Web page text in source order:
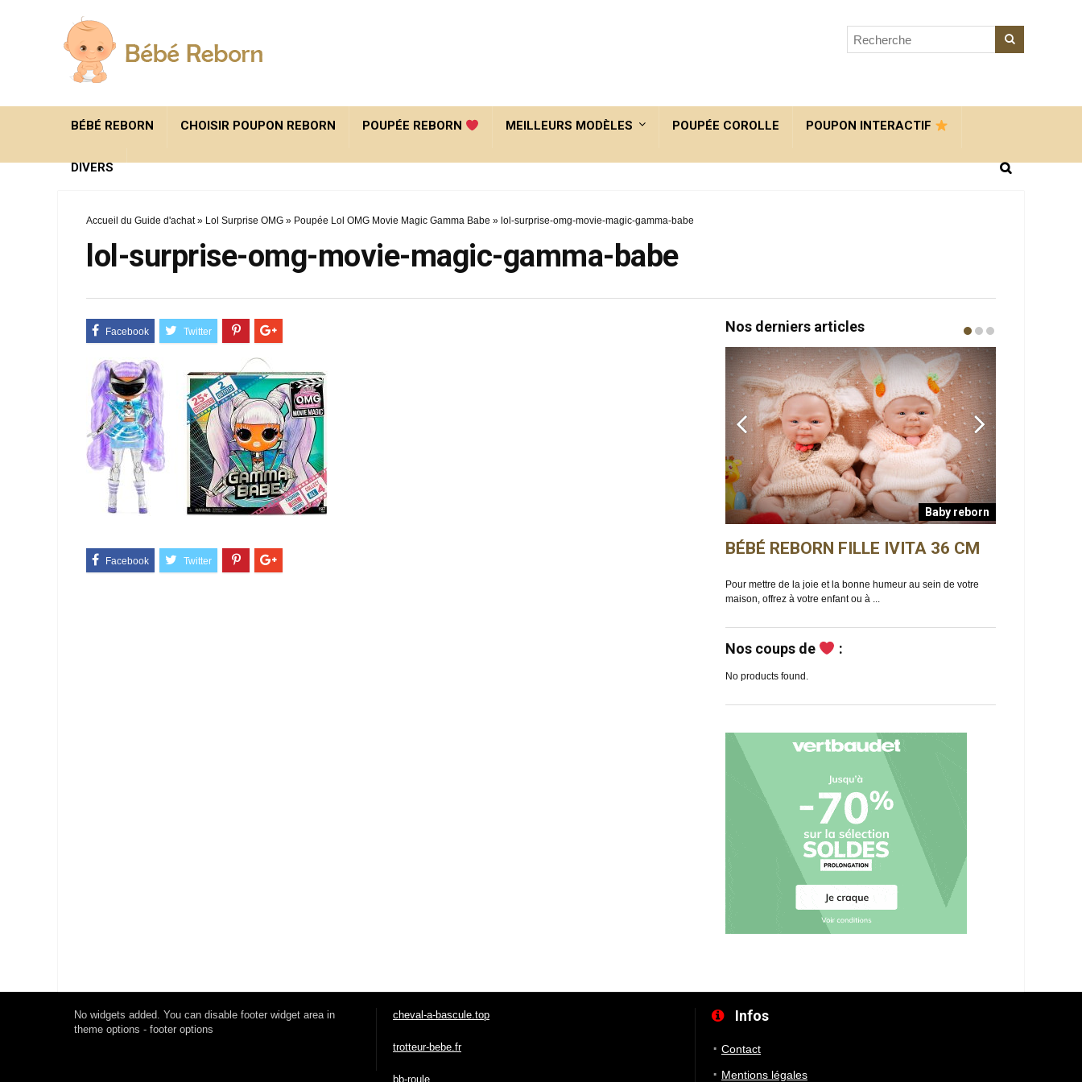
BÉBÉ REBORN CHOISIR POUPON REBORN POUPÉE REBORN MEILLEURS MODÈLES POUPÉE COROLLE POUPON INTERACTIF
DIVERS
Accueil du Guide d'achat» Lol Surprise OMG » Poupée Lol OMG Movie Magic Gamma Babe » lol-surprise-omg-movie-magic-gamma-babe
lol-surprise-omg-movie-magic-gamma-babe
Nos derniers articles
Baby reborn
BÉBÉ REBORN FILLE IVITA 36 CM
Pour mettre de la joie et la bonne humeur au sein de votre
maison, offrez à votre enfant ou à ...
Nos coups de :
No products found.
No widgets added. You can disable footer widget area in
theme options - footer options
cheval-a-bascule.top
trotteur-bebe.fr
bb-roule
Infos
Contact
Mentions légales